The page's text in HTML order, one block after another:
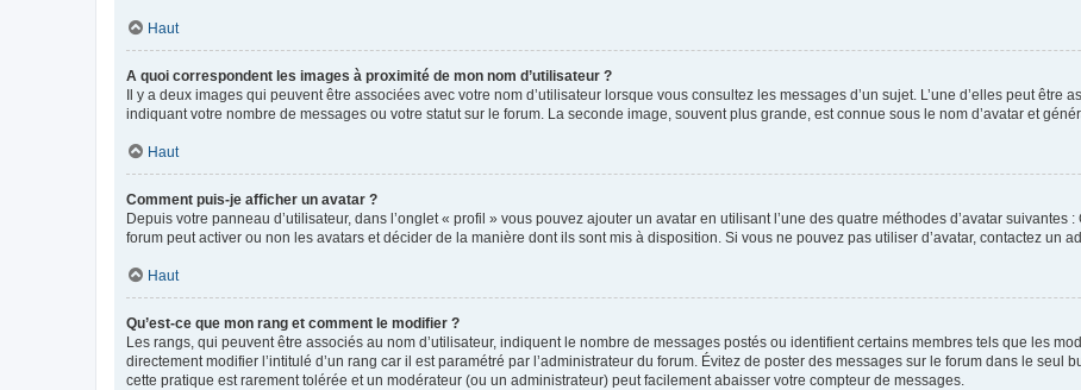
Haut
A quoi correspondent les images à proximité de mon nom d’utilisateur ?
Il y a deux images qui peuvent être associées avec votre nom d’utilisateur lorsque vous consultez les messages d’un sujet. L’une d’elles peut
indiquant votre nombre de messages ou votre statut sur le forum. La seconde image, souvent plus grande, est connue sous le nom d’avatar et
Haut
Comment puis-je afficher un avatar ?
Depuis votre panneau d’utilisateur, dans l’onglet « profil » vous pouvez ajouter un avatar en utilisant l’une des quatre méthodes d’avatar suivantes
forum peut activer ou non les avatars et décider de la manière dont ils sont mis à disposition. Si vous ne pouvez pas utiliser d’avatar, contactez un
Haut
Qu’est-ce que mon rang et comment le modifier ?
Les rangs, qui peuvent être associés au nom d’utilisateur, indiquent le nombre de messages postés ou identifient certains membres tels que les
directement modifier l’intitulé d’un rang car il est paramétré par l’administrateur du forum. Évitez de poster des messages sur le forum dans le seul
cette pratique est rarement tolérée et un modérateur (ou un administrateur) peut facilement abaisser votre compteur de messages.